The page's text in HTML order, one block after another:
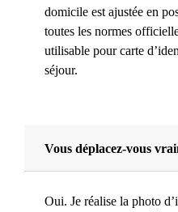
domicile est ajustée en
toutes les normes
utilisable pour carte
séjour.
Vous déplacez-vous
Oui. Je réalise la photo